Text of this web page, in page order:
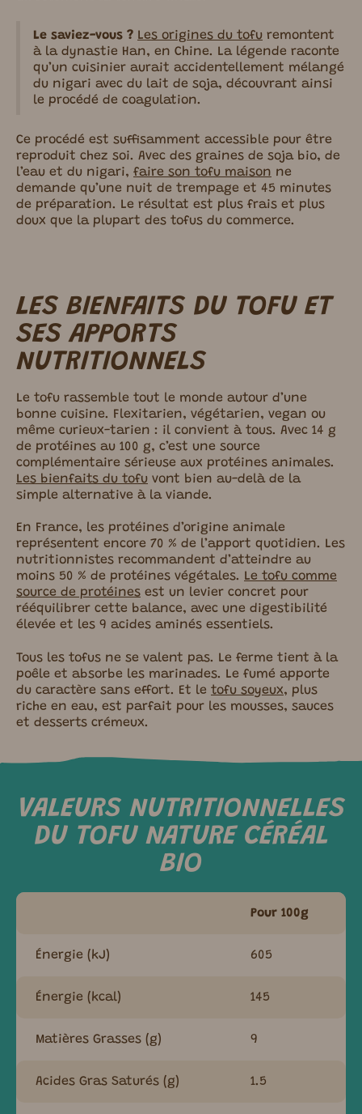
Le saviez-vous ? Les origines du tofu remontent
à la dynastie Han, en Chine. La légende raconte
qu’un cuisinier aurait accidentellement mélangé
du nigari avec du lait de soja, découvrant ainsi
le procédé de coagulation.
Ce procédé est suffisamment accessible pour être
reproduit chez soi. Avec des graines de soja bio, de
l’eau et du nigari, faire son tofu maison ne
demande qu’une nuit de trempage et 45 minutes
de préparation. Le résultat est plus frais et plus
doux que la plupart des tofus du commerce.
LES BIENFAITS DU TOFU ET
SES APPORTS
NUTRITIONNELS
Le tofu rassemble tout le monde autour d’une
bonne cuisine. Flexitarien, végétarien, vegan ou
même curieux-tarien : il convient à tous. Avec 14 g
de protéines au 100 g, c’est une source
complémentaire sérieuse aux protéines animales.
Les bienfaits du tofu vont bien au-delà de la
simple alternative à la viande.
En France, les protéines d’origine animale
représentent encore 70 % de l’apport quotidien. Les
nutritionnistes recommandent d’atteindre au
moins 50 % de protéines végétales. Le tofu comme
source de protéines est un levier concret pour
rééquilibrer cette balance, avec une digestibilité
élevée et les 9 acides aminés essentiels.
Tous les tofus ne se valent pas. Le ferme tient à la
poêle et absorbe les marinades. Le fumé apporte
du caractère sans effort. Et le tofu soyeux, plus
riche en eau, est parfait pour les mousses, sauces
et desserts crémeux.
VALEURS NUTRITIONNELLES
DU TOFU NATURE CÉRÉAL
BIO
Pour 100g
Énergie (kJ) 605
Énergie (kcal) 145
Matières Grasses (g) 9
Acides Gras Saturés (g) 1.5